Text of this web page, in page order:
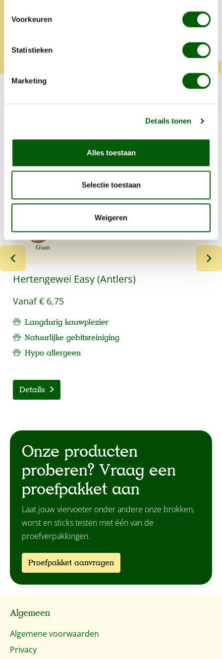
Voorkeuren
Statistieken
Marketing
Details tonen
Alles toestaan
Selectie toestaan
Weigeren
Ook lekker voor je viervoeter!
Hertengewei Easy (Antlers)
Vanaf€ 6,75
Langdurig kauwplezier
Natuurlijke gebitsreiniging
Hypo allergeen
Details
Onze producten
proberen? Vraag een
proefpakket aan
Laat jouw viervoeter onder andere onze brokken,
worst en sticks testen met één van de
proefverpakkingen.
Proefpakket aanvragen
Algemeen
Algemene voorwaarden
Privacy